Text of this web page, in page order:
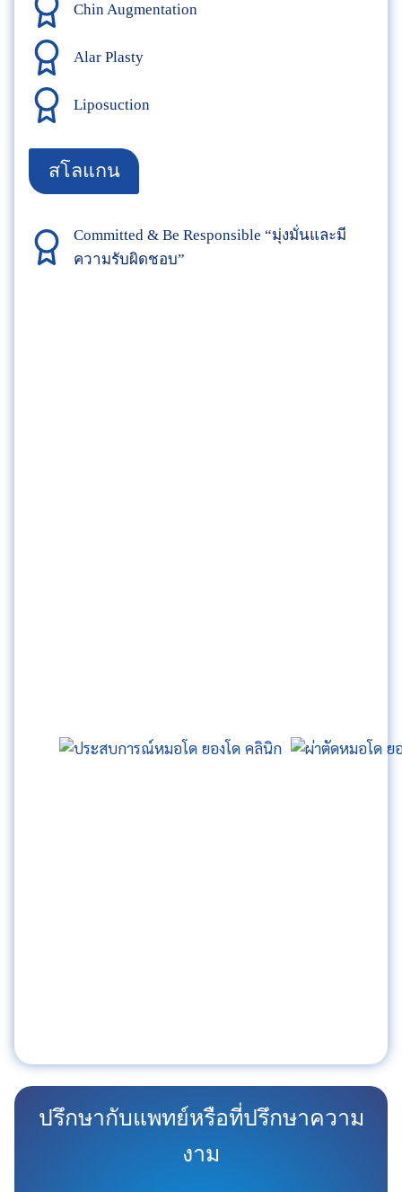
Chin Augmentation
Alar Plasty
Liposuction
สโลแกน
Committed & Be Responsible “มุ่งมั่นและมี
ความรับผิดชอบ”
ปรึกษากับแพทย์หรือที่ปรึกษาความ
งาม